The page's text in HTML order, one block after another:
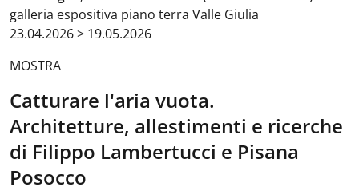
galleria espositiva piano terra Valle Giulia
23.04.2026 > 19.05.2026
MOSTRA
Catturare l'aria vuota.
Architetture, allestimenti e ricerche
di Filippo Lambertucci e Pisana
Posocco